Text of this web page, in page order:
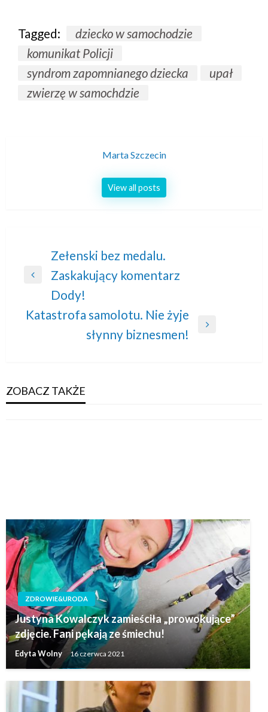
Tagged:
dziecko w samochodzie
komunikat Policji
syndrom zapomnianego dziecka
upał
zwierzę w samochdzie
Marta Szczecin
View all posts
Nawigacja
wpisu
Previous
Zełenski bez medalu.
Zaskakujący komentarz
Dody!
Katastrofa samolotu. Nie żyje
słynny biznesmen!
ZOBACZ TAKŻE
ZDROWIE&URODA
Justyna Kowalczyk zamieściła „prowokujące”
zdjęcie. Fani pękają ze śmiechu!
Edyta Wolny 16 czerwca 2021